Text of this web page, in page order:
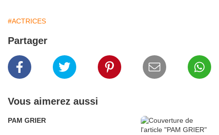
#ACTRICES
Partager
Vous aimerez aussi
PAM GRIER